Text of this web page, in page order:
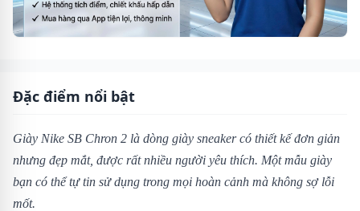
Đặc điểm nổi bật
Giày Nike SB Chron 2 là dòng giày sneaker có thiết kế đơn giản
nhưng đẹp mắt, được rất nhiều người yêu thích. Một mẫu giày
bạn có thể tự tin sử dụng trong mọi hoàn cảnh mà không sợ lỗi
mốt.